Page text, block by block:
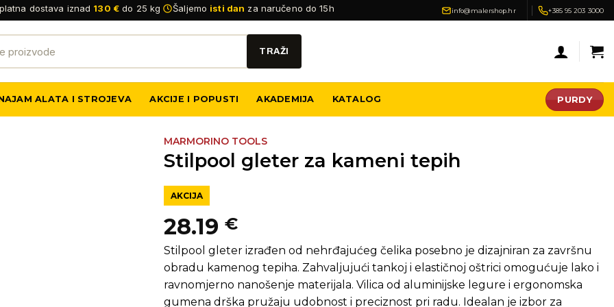
dostava iznad 130 € do 25 kg Šaljemo isti dan za naručeno do 15h info@malershop.hr +385 95 203 3000
ALATA I STROJEVA AKCIJE I POPUSTI AKADEMIJA KATALOG PURDY
MARMORINO TOOLS
Stilpool gleter za kameni tepih
AKCIJA
28.19 €
Stilpool gleter izrađen od nehrđajućeg čelika posebno je dizajniran za završnu
obradu kamenog tepiha. Zahvaljujući tankoj i elastičnoj oštrici omogućuje lako i
ravnomjerno nanošenje materijala. Vilica od aluminijske legure i ergonomska
gumena drška pružaju udobnost i preciznost pri radu. Idealan je izbor za